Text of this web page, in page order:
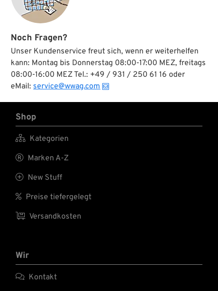
Noch Fragen?
Unser Kundenservice freut sich, wenn er weiterhelfen
kann: Montag bis Donnerstag 08:00-17:00 MEZ, freitags
08:00-16:00 MEZ Tel.: +49 / 931 / 250 61 16 oder
eMail: service@wwag.com
Shop
 Kategorien
 Marken A-Z
 New Stuff
 Preise tiefergelegt
 Versandkosten
Wir
 Kontakt